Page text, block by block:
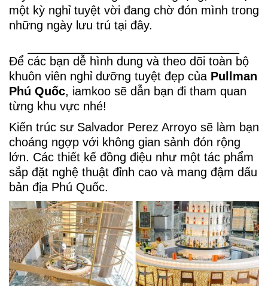
một kỳ nghỉ tuyệt vời đang chờ đón mình trong
những ngày lưu trú tại đây.
Để các bạn dễ hình dung và theo dõi toàn bộ
khuôn viên nghỉ dưỡng tuyệt đẹp của Pullman
Phú Quốc, iamkoo sẽ dẫn bạn đi tham quan
từng khu vực nhé!
Kiến trúc sư Salvador Perez Arroyo sẽ làm bạn
choáng ngợp với không gian sảnh đón rộng
lớn. Các thiết kế đồng điệu như một tác phẩm
sắp đặt nghệ thuật đỉnh cao và mang đậm dấu
bản địa Phú Quốc.